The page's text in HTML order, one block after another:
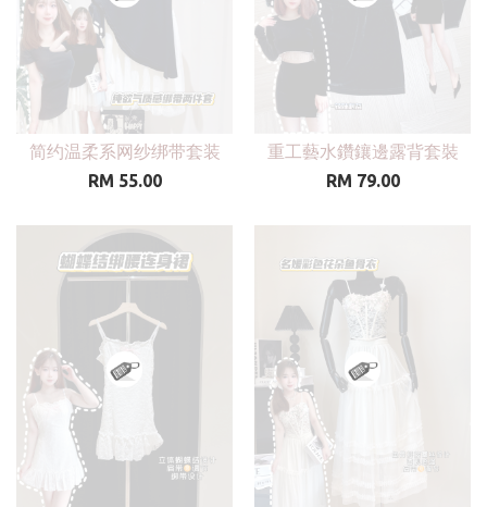
简约温柔系网纱绑带套装
RM 55.00
重工藝水鑽鑲邊露背套裝
RM 79.00